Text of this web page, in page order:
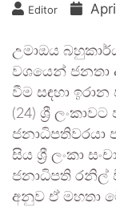
Editor
උමාඔය
වශයෙන් ජනතා
වීම සඳහා
(24) ශ්‍රී
ජනාධිපතිවරයා
සිය ශ්‍රී ලංකා
ජනාධිපති රනිල්
අනුව ඒ මහතා